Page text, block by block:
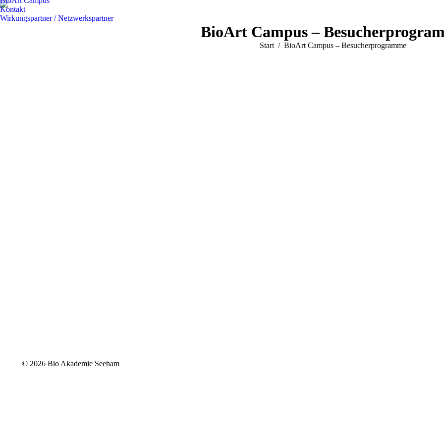
Kontakt
Wirkungspartner / Netzwerkspartner
BioArt Campus –
Sie befinden sich hier:
Start BioArt Campus – Besucherprogramme
© 2026 Bio Akademie Seeham